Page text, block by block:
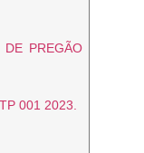
DE PREGÃO
001 2023.